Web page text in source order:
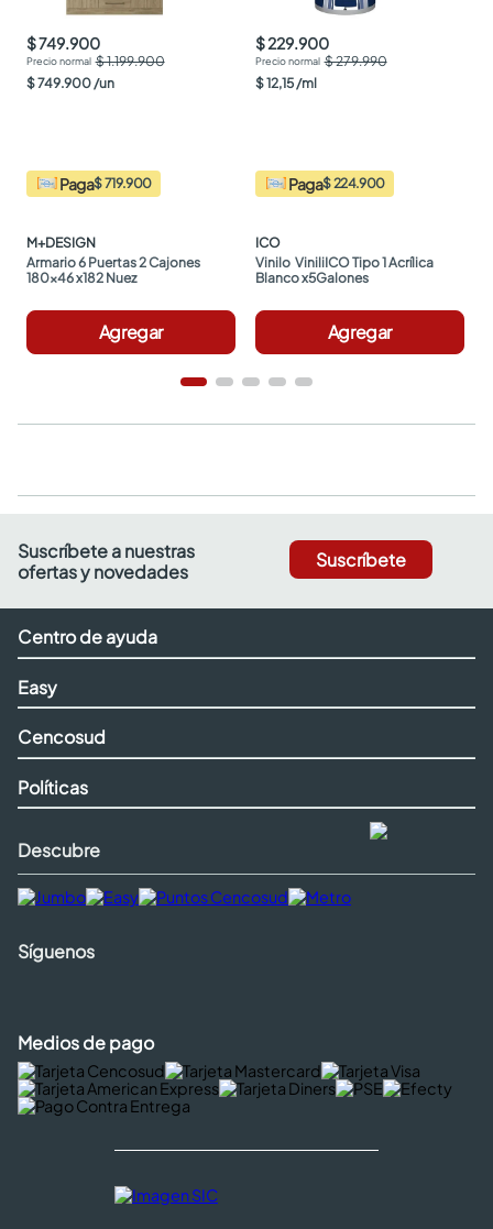
$ 749.900
$ 1.199.900
$749.900 /un
Paga$ 719.900
M+DESIGN
Armario 6 Puertas 2 Cajones
180x46 x182 Nuez
Agregar
$ 229.900
$ 279.990
$12,15 /ml
Paga$ 224.900
ICO
Vinilo  ViniliICO Tipo 1 Acrílica
Blanco x5Galones
Agregar
Suscríbete a nuestras
ofertas y novedades
Suscríbete
Centro de ayuda
Easy
Cencosud
Políticas
Descubre
Síguenos
Medios de pago